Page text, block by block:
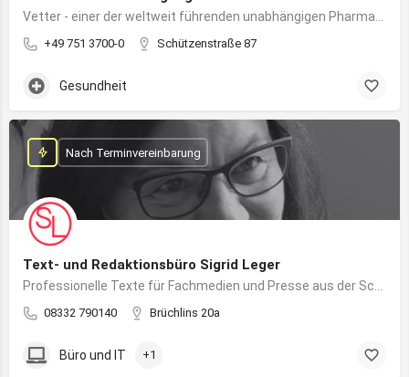
+49 751 3700-0 Schützenstraße 87
Gesundheit
Text- und Redaktionsbüro Sigrid Leger
08332 790140 Brüchlins 20a
Nach Terminvereinbarung
Büro und IT +1